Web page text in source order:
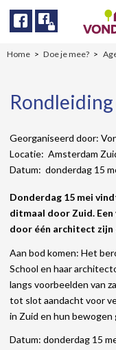
Facebook
Home Doe je mee?
Georganiseerd door:
Locatie: Amsterdam
Datum: donderdag 15
Donderdag 15 mei
ditmaal door Zuid.
door één architect
Aan bod komen: Het
School en haar
langs voorbeelden van
tot slot aandacht voor
in Zuid en hun bewogen
Datum: donderdag 15